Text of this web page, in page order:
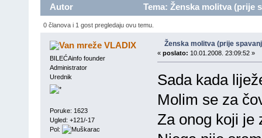
Autor Tema: Ženska molitva (prije
0 članova i 1 gost pregledaju ovu temu.
VLADIX
BILEĆAinfo founder
Administrator
Urednik
Poruke: 1623
Ugled: +121/-17
Pol:
Ženska molitva (prije
« poslato: 10.01.2008. 23:09:52 »
Sada kada
Molim se za
Za onog koji je